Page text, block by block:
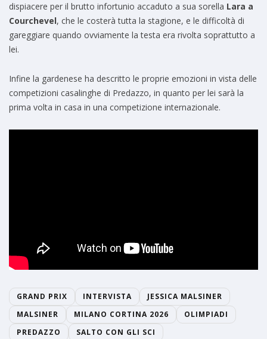
dispiacere per il brutto infortunio accaduto a sua sorella Lara a
Courchevel, che le costerà tutta la stagione, e le difficoltà di
gareggiare quando ovviamente la testa era rivolta soprattutto a
lei.
Infine la gardenese ha descritto le proprie emozioni in vista delle
competizioni casalinghe di Predazzo, in quanto per lei sarà la
prima volta in casa in una competizione internazionale.
GRAND PRIX INTERVISTA
JESSICA MALSINER
MALSINER
MILANO CORTINA 2026
OLIMPIADI
PREDAZZO
SALTO CON GLI SCI